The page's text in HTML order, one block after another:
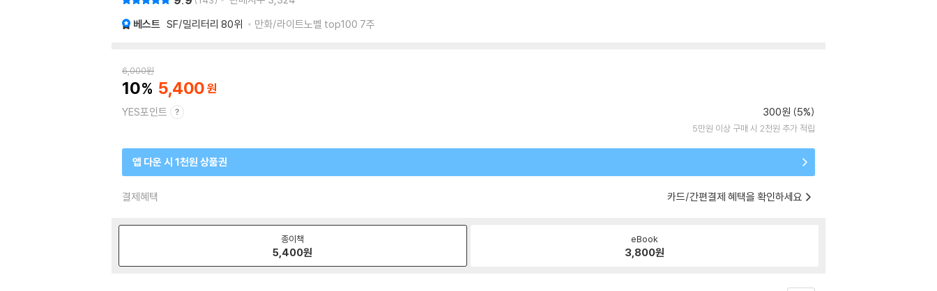
베스트 SF/밀리터리 80위 만화/라이트노벨 top100 7주
6,000원
10 5,400
YES포인트 300원 (5%)
5만원 이상 구매 시 2천원 추가 적립
앱 다운 시 1천원 상품권
결제혜택 카드/간편결제 혜택을 확인하세요
종이책
5,400원
eBook
3,800원